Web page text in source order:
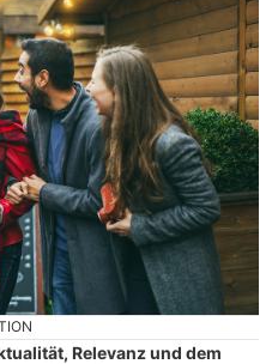
Relevanz und dem